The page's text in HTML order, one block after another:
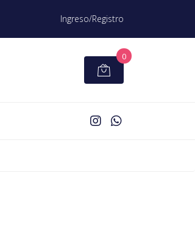
Ingreso/Registro
0